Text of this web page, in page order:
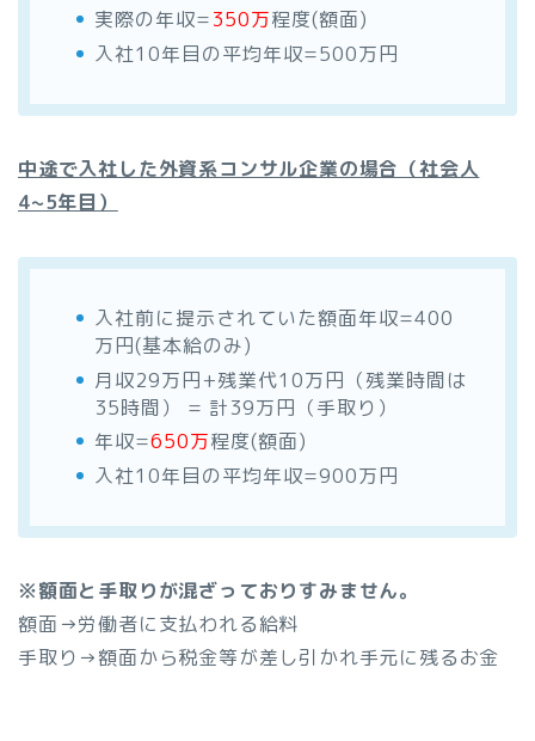
実際の年収=350万程度(額面)
入社10年目の平均年収=500万円
中途で入社した外資系コンサル企業の場合（社会人
4~5年目）
入社前に提示されていた額面年収=400
万円(基本給のみ)
月収29万円+残業代10万円（残業時間は
35時間） = 計39万円（手取り）
年収=650万程度(額面)
入社10年目の平均年収=900万円
※額面と手取りが混ざっておりすみません。
額面→労働者に支払われる給料
手取り→額面から税金等が差し引かれ手元に残るお金